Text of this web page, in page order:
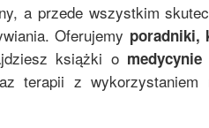
a przede wszystkim
Oferujemy poradniki,
książki o
terapii z wykorzystaniem